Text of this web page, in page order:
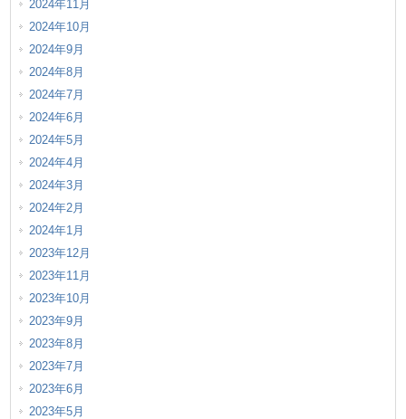
2024年11月
2024年10月
2024年9月
2024年8月
2024年7月
2024年6月
2024年5月
2024年4月
2024年3月
2024年2月
2024年1月
2023年12月
2023年11月
2023年10月
2023年9月
2023年8月
2023年7月
2023年6月
2023年5月